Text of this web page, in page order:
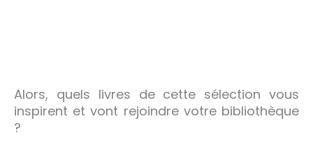
Alors, quels livres de cette sélection vous
inspirent et vont rejoindre votre bibliothèque
?